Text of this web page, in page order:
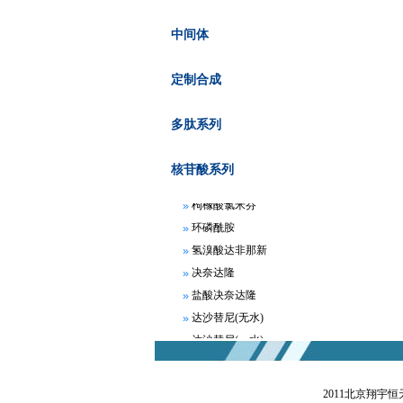
中间体
定制合成
多肽系列
核苷酸系列
阿瑞匹坦
富马酸比索洛尔
环磷酰胺
氢溴酸达非那新
决奈达隆
盐酸决奈达隆
达沙替尼(无水)
达沙替尼(一水)
地拉罗司
2011北京翔宇